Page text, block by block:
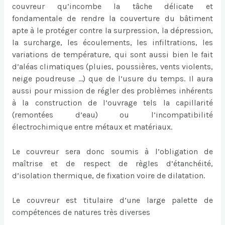
couvreur qu’incombe la tâche délicate et
fondamentale de rendre la couverture du bâtiment
apte à le protéger contre la surpression, la dépression,
la surcharge, les écoulements, les infiltrations, les
variations de température, qui sont aussi bien le fait
d’aléas climatiques (pluies, poussières, vents violents,
neige poudreuse …) que de l’usure du temps. Il aura
aussi pour mission de régler des problèmes inhérents
à la construction de l’ouvrage tels la capillarité
(remontées d’eau) ou l’incompatibilité
électrochimique entre métaux et matériaux.
Le couvreur sera donc soumis à l’obligation de
maîtrise et de respect de règles d’étanchéité,
d’isolation thermique, de fixation voire de dilatation.
Le couvreur est titulaire d’une large palette de
compétences de natures très diverses